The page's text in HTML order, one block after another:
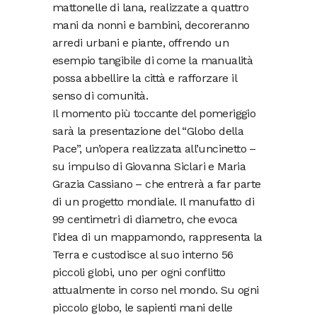
mattonelle di lana, realizzate a quattro
mani da nonni e bambini, decoreranno
arredi urbani e piante, offrendo un
esempio tangibile di come la manualità
possa abbellire la città e rafforzare il
senso di comunità.
Il momento più toccante del pomeriggio
sarà la presentazione del “Globo della
Pace”, un’opera realizzata all’uncinetto –
su impulso di Giovanna Siclari e Maria
Grazia Cassiano – che entrerà a far parte
di un progetto mondiale. Il manufatto di
99 centimetri di diametro, che evoca
l’idea di un mappamondo, rappresenta la
Terra e custodisce al suo interno 56
piccoli globi, uno per ogni conflitto
attualmente in corso nel mondo. Su ogni
piccolo globo, le sapienti mani delle